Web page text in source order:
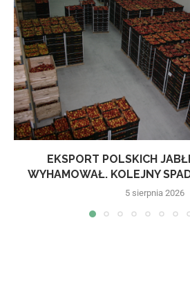
EKSPORT POLSKICH
WYHAMOWAŁ. KOLEJNY
5 sierpnia 2026